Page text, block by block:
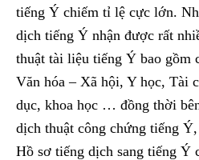
tiếng Ý chiếm tỉ lệ cực lớn.
dịch tiếng Ý nhận được rất
thuật tài liệu tiếng Ý bao gồm
Văn hóa – Xã hội, Y học, Tài
dục, khoa học … đồng thời
dịch thuật công chứng tiếng
Hồ sơ tiếng dịch sang tiếng Ý